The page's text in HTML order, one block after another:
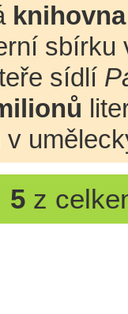
sbírku
sídlí
v
5z